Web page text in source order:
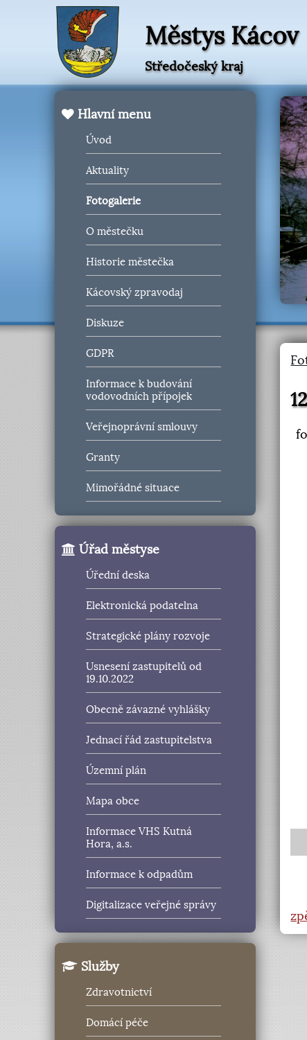
Městys Kácov
Středočeský kraj
Hlavní menu
Úvod
Aktuality
Fotogalerie
O městečku
Historie městečka
Kácovský zpravodaj
Diskuze
GDPR
Informace k budování
vodovodních přípojek
Veřejnoprávní smlouvy
Granty
Mimořádné situace
Úřad městyse
Úřední deska
Elektronická podatelna
Strategické plány rozvoje
Usnesení zastupitelů od
19.10.2022
Obecně závazné vyhlášky
Jednací řád zastupitelstva
Územní plán
Mapa obce
Informace VHS Kutná
Hora, a.s.
Informace k odpadům
Digitalizace veřejné správy
Služby
Zdravotnictví
Domácí péče